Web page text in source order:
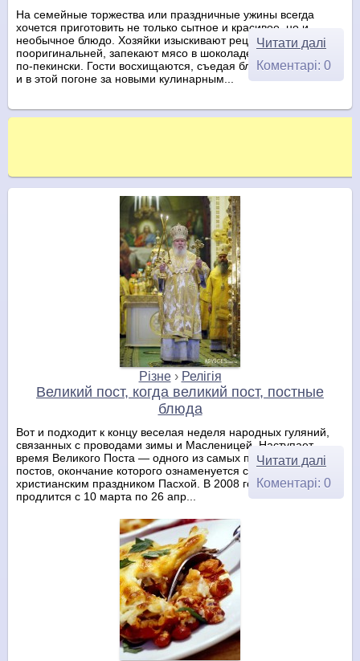
На семейные торжества или праздничные ужины всегда
хочется приготовить не только сытное и красивое, но и
необычное блюдо. Хозяйки изыскивают рецепты
пооригинальней, запекают мясо в шоколаде или делают утку
по-пекински. Гости восхищаются, съедая блюда без остатка,
и в этой погоне за новыми кулинарным...
Читати далі
Коментарі: 0
Різне› Релігія
Великий пост, когда великий пост, постные
блюда
Вот и подходит к концу веселая неделя народных гуляний,
связанных с проводами зимы и Масленицей. Наступает
время Великого Поста — одного из самых продолжительных
постов, окончание которого ознаменуется светлейшим
христианским праздником Пасхой. В 2008 году Великий Пост
продлится с 10 марта по 26 апр...
Читати далі
Коментарі: 0